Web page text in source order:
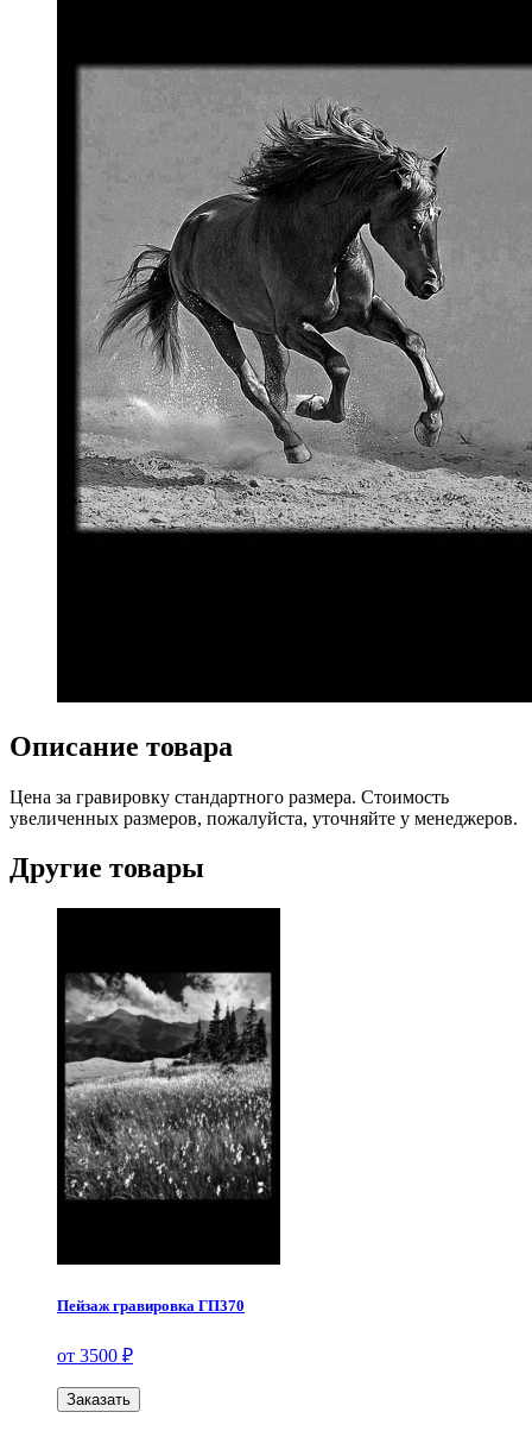
Описание товара
Цена за гравировку стандартного размера. Стоимость
увеличенных размеров, пожалуйста, уточняйте у менеджеров.
Другие товары
Пейзаж гравировка ГП370
от 3500 ₽
Заказать